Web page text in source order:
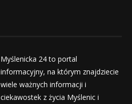
Myślenicka 24 to portal
informacyjny, na którym znajdziecie
wiele ważnych informacji i
ciekawostek z życia Myślenic i